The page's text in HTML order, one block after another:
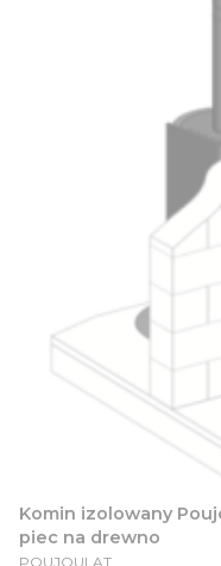
Komin izolowany
piec na drewno
PRODUCENT
POUJOULAT